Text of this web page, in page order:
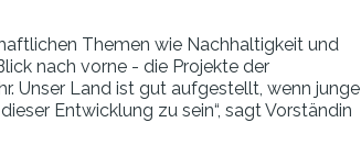
Themen wie Nachhaltigkeit und
nach vorne - die Projekte der
Unser Land ist gut aufgestellt, wenn junge
Entwicklung zu sein“, sagt Vorständin